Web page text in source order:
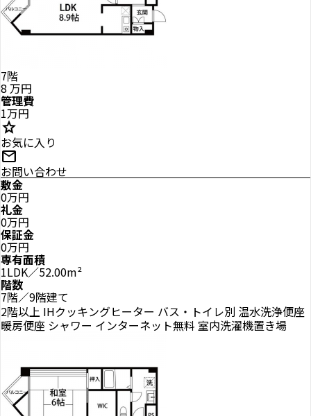
7階
8 万円
管理費
1万円
star
お気に入り
mail
お問い合わせ
敷金
0万円
礼金
0万円
保証金
0万円
専有面積
1LDK／52.00m²
階数
7階／9階建て
2階以上 IHクッキングヒーター バス・トイレ別 温水洗浄便座
暖房便座 シャワー インターネット無料 室内洗濯機置き場